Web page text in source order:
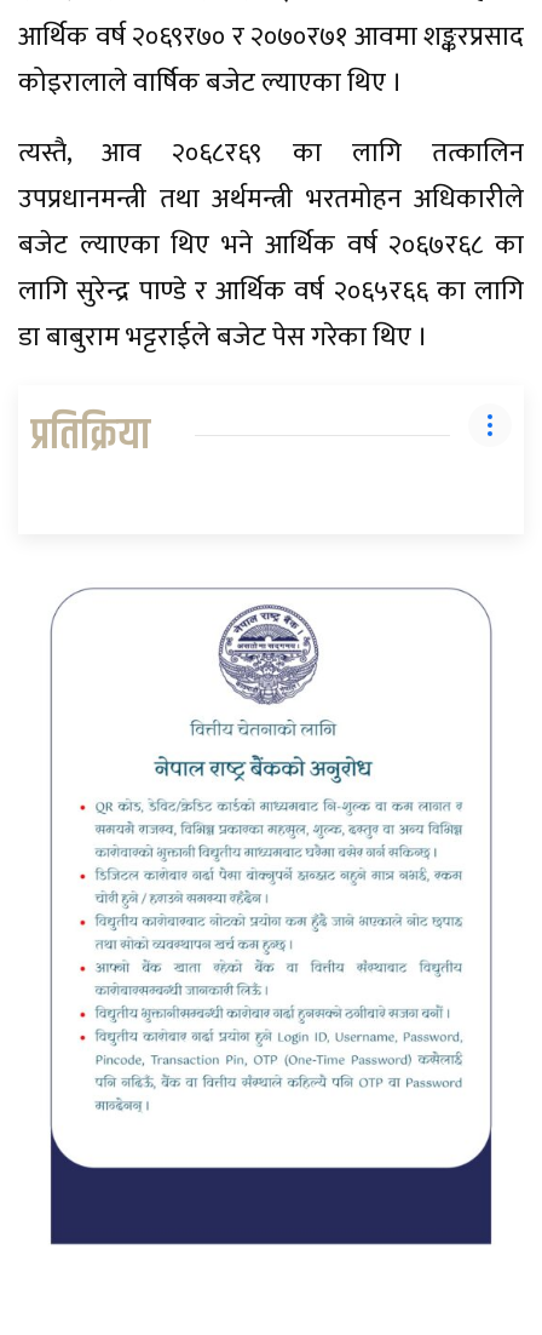
आर्थिक वर्ष २०६९र७० र २०७०र७१ आवमा शङ्करप्रसाद
कोइरालाले वार्षिक बजेट ल्याएका थिए ।
त्यस्तै, आव २०६८र६९ का लागि तत्कालिन
उपप्रधानमन्त्री तथा अर्थमन्त्री भरतमोहन अधिकारीले
बजेट ल्याएका थिए भने आर्थिक वर्ष २०६७र६८ का
लागि सुरेन्द्र पाण्डे र आर्थिक वर्ष २०६५र६६ का लागि
डा बाबुराम भट्टराईले बजेट पेस गरेका थिए ।
प्रतिक्रिया